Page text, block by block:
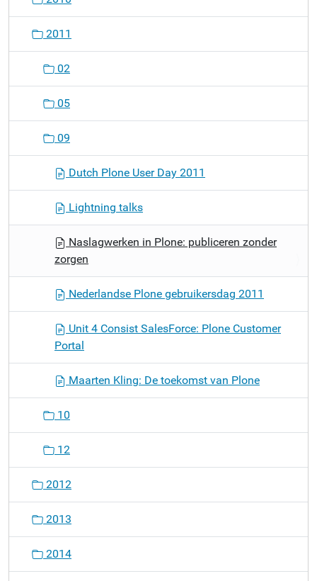
2011
02
05
09
Dutch Plone User Day 2011
Lightning talks
Naslagwerken in Plone: publiceren zonder
zorgen
Nederlandse Plone gebruikersdag 2011
Unit 4 Consist SalesForce: Plone Customer
Portal
Maarten Kling: De toekomst van Plone
10
12
2012
2013
2014